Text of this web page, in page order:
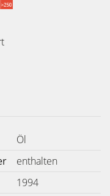
Öl
enthalten
1994